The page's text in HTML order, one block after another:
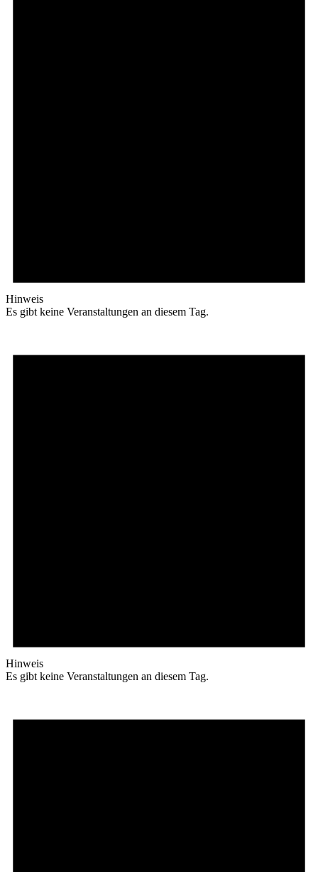
Hinweis
Es gibt keine Veranstaltungen an diesem Tag.
Hinweis
Es gibt keine Veranstaltungen an diesem Tag.